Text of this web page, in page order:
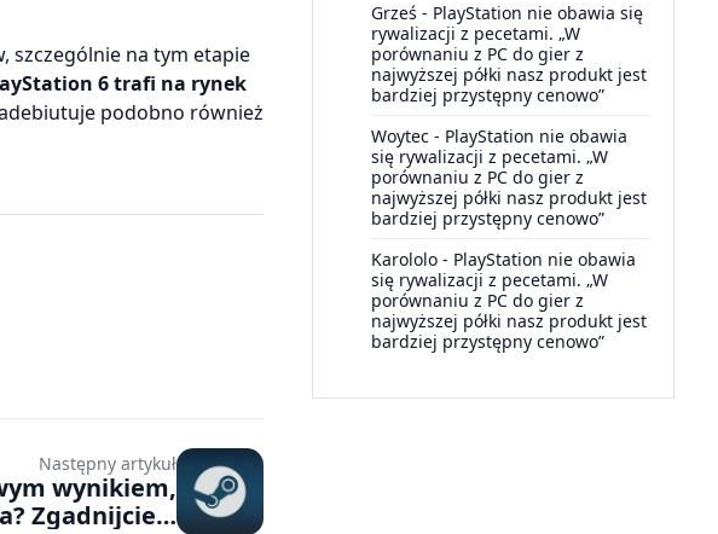
szczególnie na tym etapie
6 trafi na rynek
podobno również
Grześ - PlayStation nie obawia się
rywalizacji z pecetami. „W
porównaniu z PC do gier z
najwyższej półki nasz produkt jest
bardziej przystępny cenowo”
Woytec - PlayStation nie obawia
się rywalizacji z pecetami. „W
porównaniu z PC do gier z
najwyższej półki nasz produkt jest
bardziej przystępny cenowo”
Karololo - PlayStation nie obawia
się rywalizacji z pecetami. „W
porównaniu z PC do gier z
najwyższej półki nasz produkt jest
bardziej przystępny cenowo”
Następny artykuł
wynikiem,
Zgadnijcie…